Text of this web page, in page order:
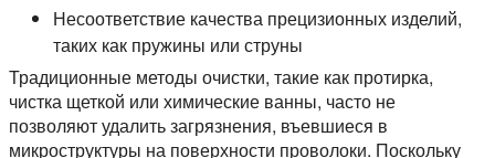
Несоответствие качества прецизионных изделий,
таких как пружины или струны
Традиционные методы очистки, такие как протирка,
чистка щеткой или химические ванны, часто не
позволяют удалить загрязнения, въевшиеся в
микроструктуры на поверхности проволоки. Поскольку